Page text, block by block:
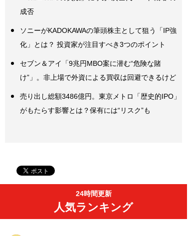
成否
ソニーがKADOKAWAの筆頭株主として狙う「IP強
化」とは？ 投資家が注目すべき3つのポイント
セブン＆アイ「9兆円MBO案に潜む“危険な賭
け”」。非上場で外資による買収は回避できるけど
売り出し総額3486億円。東京メトロ「歴史的IPO」
がもたらす影響とは？保有には“リスク”も
24時間更新
人気ランキング